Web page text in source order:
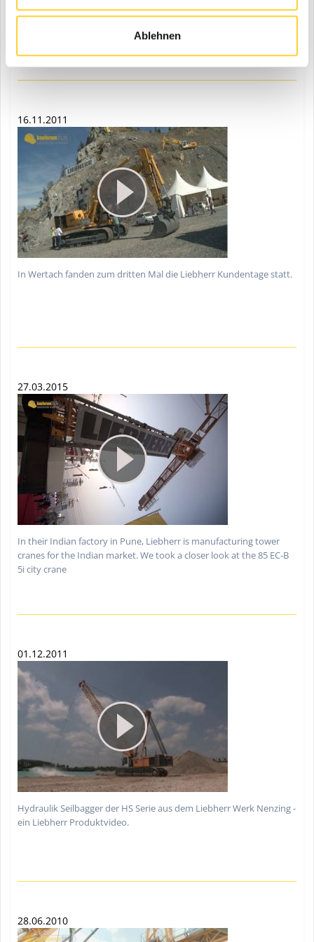
Ablehnen
Interview mit Liebherr Geschäftsführer Joachim Strobel über den
ersten kompakten Mobilbagger A 900 von Liebherr.
16.11.2011
In Wertach fanden zum dritten Mal die Liebherr Kundentage statt.
27.03.2015
In their Indian factory in Pune, Liebherr is manufacturing tower
cranes for the Indian market. We took a closer look at the 85 EC-B
5i city crane
01.12.2011
Hydraulik Seilbagger der HS Serie aus dem Liebherr Werk Nenzing -
ein Liebherr Produktvideo.
28.06.2010